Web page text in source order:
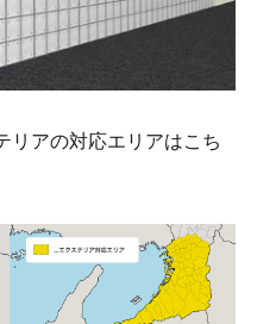
リアの対応エリアはこち